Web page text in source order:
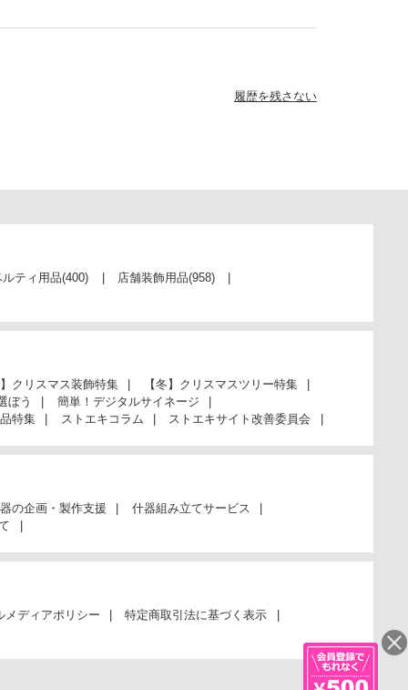
履歴を残さない
ティ用品(400) 店舗装飾用品(958)
クリスマス装飾特集
【冬】クリスマスツリー特集
ぼう
簡単！デジタルサイネージ
特集
ストエキコラム ストエキサイト改善委員会
の企画・製作支援
什器組み立てサービス
メディアポリシー 特定商取引法に基づく表示